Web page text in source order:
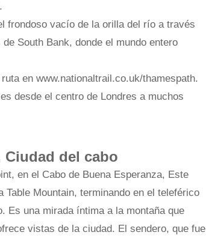
frondoso vacío de la orilla del río a través
South Bank, donde el mundo entero
en www.nationaltrail.co.uk/thamespath.
desde el centro de Londres a muchos
Ciudad del cabo
en el Cabo de Buena Esperanza, Este
Mountain, terminando en el teleférico
Es una mirada íntima a la montaña que
vistas de la ciudad. El sendero, que fue